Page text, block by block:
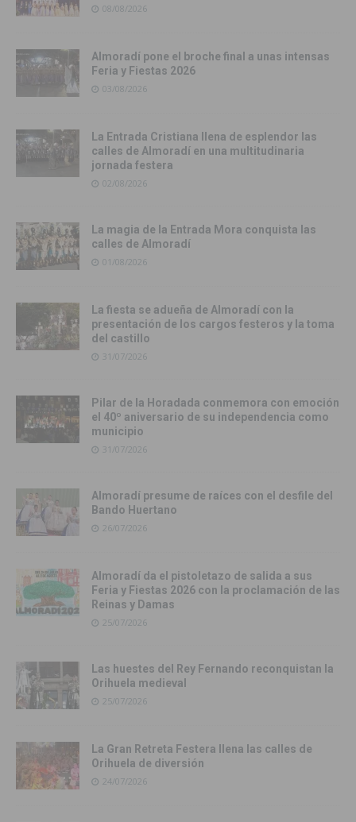
08/08/2026
Almoradí pone el broche final a unas intensas
Feria y Fiestas 2026
03/08/2026
La Entrada Cristiana llena de esplendor las
calles de Almoradí en una multitudinaria
jornada festera
02/08/2026
La magia de la Entrada Mora conquista las
calles de Almoradí
01/08/2026
La fiesta se adueña de Almoradí con la
presentación de los cargos festeros y la toma
del castillo
31/07/2026
Pilar de la Horadada conmemora con emoción
el 40º aniversario de su independencia como
municipio
31/07/2026
Almoradí presume de raíces con el desfile del
Bando Huertano
26/07/2026
Almoradí da el pistoletazo de salida a sus
Feria y Fiestas 2026 con la proclamación de las
Reinas y Damas
25/07/2026
Las huestes del Rey Fernando reconquistan la
Orihuela medieval
25/07/2026
La Gran Retreta Festera llena las calles de
Orihuela de diversión
24/07/2026